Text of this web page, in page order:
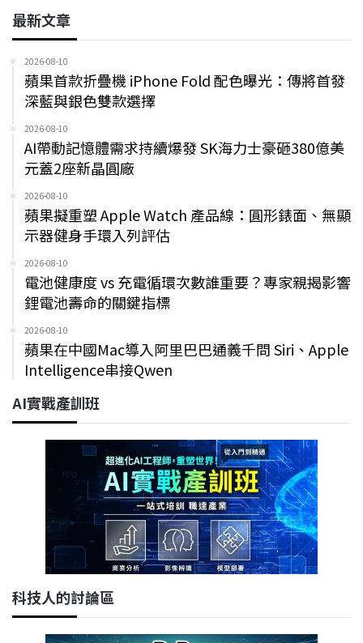
最新文章
2026-08-10
蘋果首款折疊機 iPhone Fold 配色曝光：傳將首發
深藍與銀色雙款選擇
2026-08-10
AI帶動記憶體需求持續爆發 SK海力士豪砸380億美
元蓋2座新晶圓廠
2026-08-10
蘋果擬重塑 Apple Watch 產品線：圓形錶面、無顯
示器健身手環入列評估
2026-08-10
電池健康度 vs 充電循環次數誰重要？專家親揭影響
鋰電池壽命的關鍵指標
2026-08-10
蘋果在中國Mac導入阿里巴巴通義千問 Siri、Apple
Intelligence串接Qwen
AI實戰產訓班
科技人的討論區